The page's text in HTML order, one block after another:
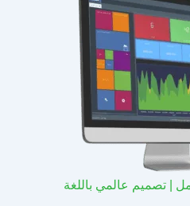
| تصميم عالمي باللغة